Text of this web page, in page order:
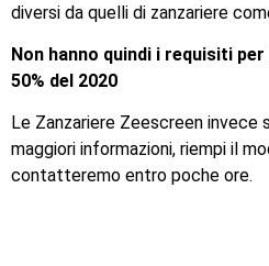
diversi da quelli di zanzariere
Non hanno quindi i requisiti
50% del 2020
Le Zanzariere Zeescreen invece
maggiori informazioni, riempi il
contatteremo entro poche ore.